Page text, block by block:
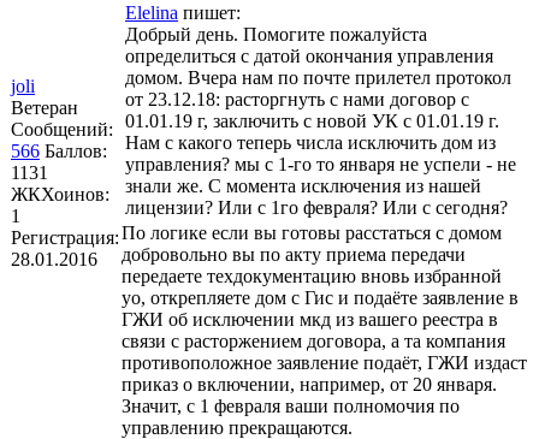
joli
Ветеран
Сообщений:
566 Баллов:
1131
ЖКХоинов:
1
Регистрация:
28.01.2016
Elelina пишет:
Добрый день. Помогите пожалуйста
определиться с датой окончания управления
домом. Вчера нам по почте прилетел протокол
от 23.12.18: расторгнуть с нами договор с
01.01.19 г, заключить с новой УК с 01.01.19 г.
Нам с какого теперь числа исключить дом из
управления? мы с 1-го то января не успели - не
знали же. С момента исключения из нашей
лицензии? Или с 1го февраля? Или с сегодня?
По логике если вы готовы расстаться с домом
добровольно вы по акту приема передачи
передаете техдокументацию вновь избранной
уо, открепляете дом с Гис и подаёте заявление в
ГЖИ об исключении мкд из вашего реестра в
связи с расторжением договора, а та компания
противоположное заявление подаёт, ГЖИ издаст
приказ о включении, например, от 20 января.
Значит, с 1 февраля ваши полномочия по
управлению прекращаются.